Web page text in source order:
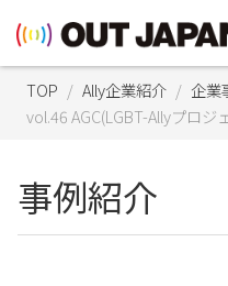
TOP Ally企業紹介
企業
vol.46 AGC(LGBT-Allyプロジ
事例紹介